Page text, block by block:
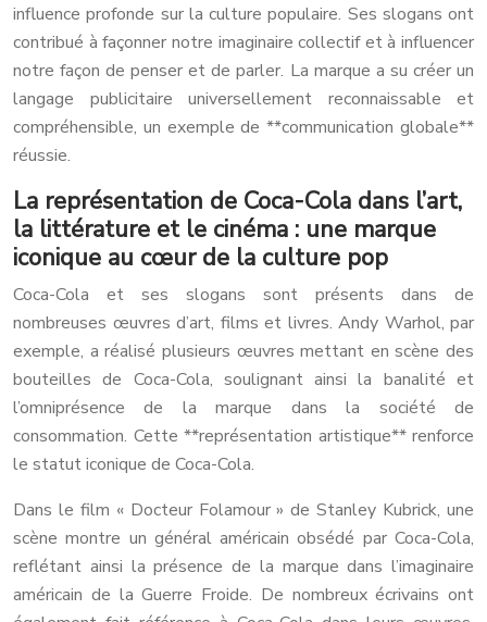
influence profonde sur la culture populaire. Ses slogans ont
contribué à façonner notre imaginaire collectif et à influencer
notre façon de penser et de parler. La marque a su créer un
langage publicitaire universellement reconnaissable et
compréhensible, un exemple de **communication globale**
réussie.
La représentation de Coca-Cola dans l’art,
la littérature et le cinéma : une marque
iconique au cœur de la culture pop
Coca-Cola et ses slogans sont présents dans de
nombreuses œuvres d’art, films et livres. Andy Warhol, par
exemple, a réalisé plusieurs œuvres mettant en scène des
bouteilles de Coca-Cola, soulignant ainsi la banalité et
l’omniprésence de la marque dans la société de
consommation. Cette **représentation artistique** renforce
le statut iconique de Coca-Cola.
Dans le film « Docteur Folamour » de Stanley Kubrick, une
scène montre un général américain obsédé par Coca-Cola,
reflétant ainsi la présence de la marque dans l’imaginaire
américain de la Guerre Froide. De nombreux écrivains ont